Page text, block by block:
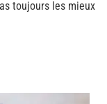
toujours les mieux